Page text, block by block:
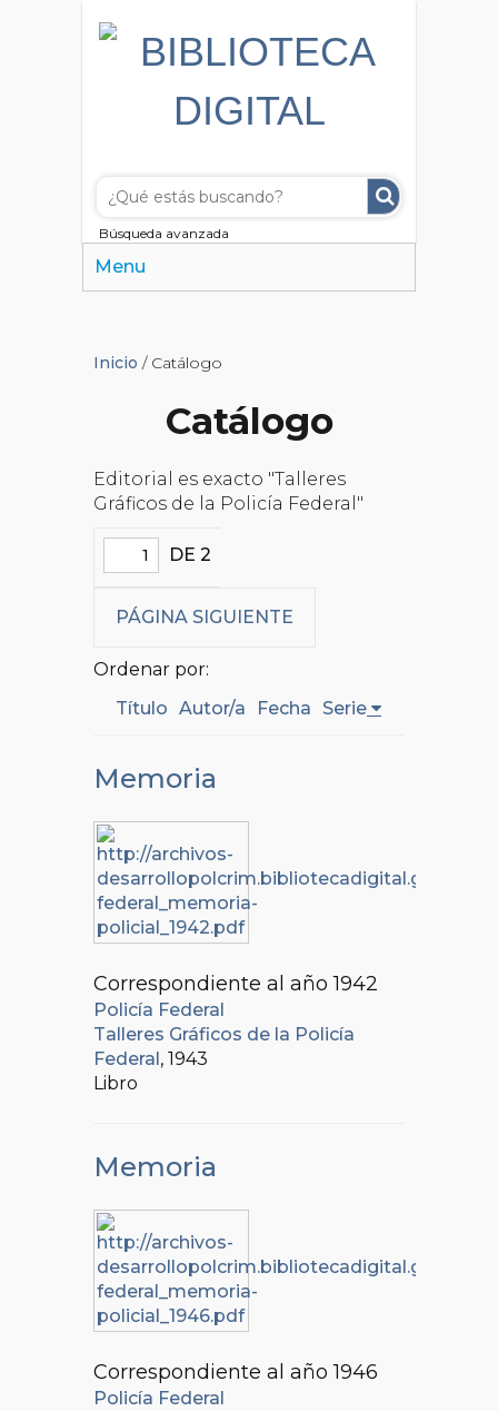
Búsqueda avanzada
Menu
Inicio / Catálogo
Catálogo
Editorial es exacto "Talleres
Gráficos de la Policía Federal"
DE 2
PÁGINA SIGUIENTE
Ordenar por:
Título Autor/a Fecha Serie
Memoria
Correspondiente al año 1942
Policía Federal
Talleres Gráficos de la Policía
Federal , 1943
Libro
Memoria
Correspondiente al año 1946
Policía Federal